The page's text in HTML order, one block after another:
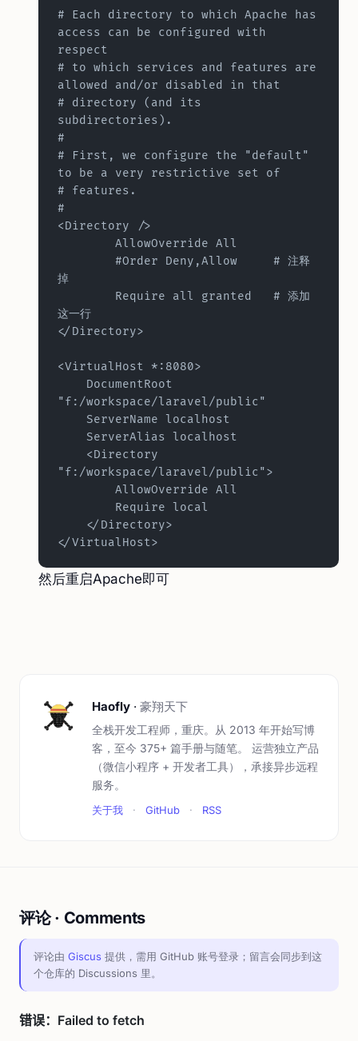
# Each directory to which Apache has
access can be configured with
respect
# to which services and features are
allowed and/or disabled in that
# directory (and its
subdirectories).
#
# First, we configure the "default"
to be a very restrictive set of
# features.
#
<Directory />
	AllowOverride All
掉
这一行
</Directory>
<VirtualHost *:8080>
"f:/workspace/laravel/public"
    ServerName localhost
    ServerAlias localhost
"f:/workspace/laravel/public">
        AllowOverride All
        Require local
    </Directory>
</VirtualHost>
然后重启Apache即可
Haofly · 豪翔天下
全栈开发工程师，重庆。从 2013 年开始写博
客，至今 375+ 篇手册与随笔。 运营独立产品
（微信小程序 + 开发者工具），承接异步远程
服务。
关于我 · GitHub · RSS
评论 · Comments
评论由 Giscus 提供，需用 GitHub 账号登录；留言会同步到这
个仓库的 Discussions 里。